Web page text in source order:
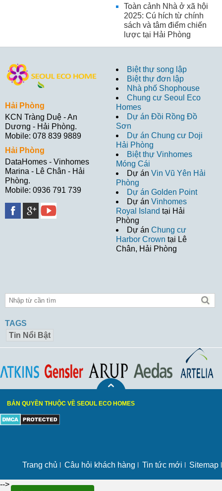
Toàn cảnh Nhà ở xã hội
2025: Cú hích từ chính
sách và tâm điểm chiến
lược tại Hải Phòng
Hải Phòng
KCN Tràng Duệ - An
Dương - Hải Phòng.
Mobile: 078 839 9889
Hải Phòng
DataHomes - Vinhomes
Marina - Lê Chân - Hải
Phòng.
Mobile: 0936 791 739
Biệt thự song lập
Biệt thự đơn lập
Nhà phố Shophouse
Chung cư Seoul Eco
Homes
Dự án Đồi Rồng Đồ
Sơn
Dự án Chung cư Doji
Hải Phòng
Biệt thự Vinhomes
Móng Cái
Dự án Vin Vũ Yên Hải
Phòng
Dự án Golden Point
Dự án Vinhomes
Royal Island tại Hải
Phòng
Dự án Chung cư
Harbor Crown tại Lê
Chân, Hải Phòng
TAGS
Tin Nổi Bật
BẢN QUYỀN THUỘC VỀ SEOUL ECO HOMES
Trang chủ Câu hỏi khách hàng Tin tức mới Sitemap
-->